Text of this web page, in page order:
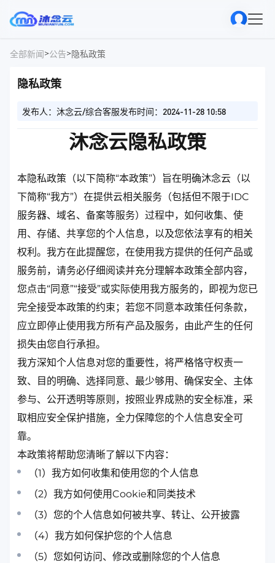
全部新闻>公告>隐私政策
隐私政策
发布人：沐念云/综合客服发布时间：2024-11-28 10:58
沐念云隐私政策
本隐私政策（以下简称“本政策”）旨在明确沐念云（以
下简称“我方”）在提供云相关服务（包括但不限于IDC
服务器、域名、备案等服务）过程中，如何收集、使
用、存储、共享您的个人信息，以及您依法享有的相关
权利。我方在此提醒您，在使用我方提供的任何产品或
服务前，请务必仔细阅读并充分理解本政策全部内容，
您点击“同意”“接受”或实际使用我方服务的，即视为您已
完全接受本政策的约束；若您不同意本政策任何条款，
应立即停止使用我方所有产品及服务，由此产生的任何
损失由您自行承担。
我方深知个人信息对您的重要性，将严格恪守权责一
致、目的明确、选择同意、最少够用、确保安全、主体
参与、公开透明等原则，按照业界成熟的安全标准，采
取相应安全保护措施，全力保障您的个人信息安全可
靠。
本政策将帮助您清晰了解以下内容：
（1）我方如何收集和使用您的个人信息
（2）我方如何使用Cookie和同类技术
（3）您的个人信息如何被共享、转让、公开披露
（4）我方如何保护您的个人信息
（5）您如何访问、修改或删除您的个人信息